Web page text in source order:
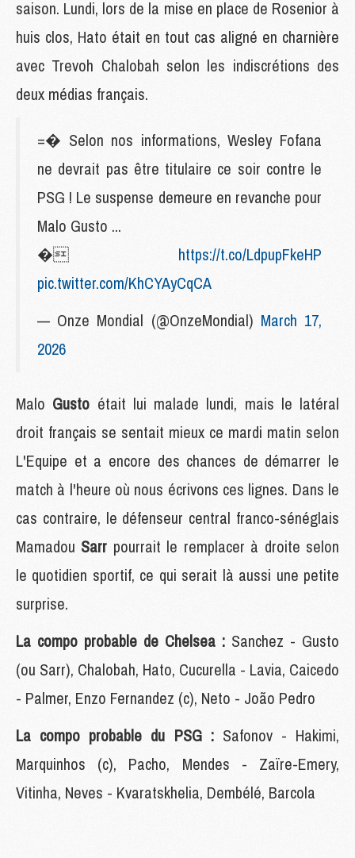
saison. Lundi, lors de la mise en place de Rosenior à
huis clos, Hato était en tout cas aligné en charnière
avec Trevoh Chalobah selon les indiscrétions des
deux médias français.
=� Selon nos informations, Wesley Fofana
ne devrait pas être titulaire ce soir contre le
PSG ! Le suspense demeure en revanche pour
Malo Gusto ...
� https://t.co/LdpupFkeHP
pic.twitter.com/KhCYAyCqCA
— Onze Mondial (@OnzeMondial) March 17,
2026
Malo Gusto était lui malade lundi, mais le latéral
droit français se sentait mieux ce mardi matin selon
L'Equipe et a encore des chances de démarrer le
match à l'heure où nous écrivons ces lignes. Dans le
cas contraire, le défenseur central franco-sénéglais
Mamadou Sarr pourrait le remplacer à droite selon
le quotidien sportif, ce qui serait là aussi une petite
surprise.
La compo probable de Chelsea : Sanchez - Gusto
(ou Sarr), Chalobah, Hato, Cucurella - Lavia, Caicedo
- Palmer, Enzo Fernandez (c), Neto - João Pedro
La compo probable du PSG :Safonov - Hakimi,
Marquinhos (c), Pacho, Mendes - Zaïre-Emery,
Vitinha, Neves - Kvaratskhelia, Dembélé, Barcola